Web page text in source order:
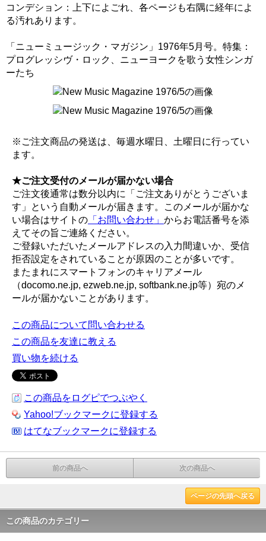
コンデション：上下によごれ、各ページも右隅に経年によ
る汚れあります。
「ニューミュージック・マガジン」1976年5月号。特集：
プログレッシヴ・ロック、ニューヨークを歌う女性シンガ
ーたち
※ご注文商品の発送は、毎週水曜日、土曜日に行ってい
ます。
★ご注文受付のメールが届かない場合
ご注文後通常は数分以内に「ご注文ありがとうございま
す」という自動メールが届きます。このメールが届かな
い場合はサイトの 「お問い合わせ」 からお電話番号を添
えてその旨ご連絡ください。
ご登録いただいたメールアドレスの入力間違いか、受信
拒否設定をされていることが原因のことが多いです。
またまれにスマートフォンのキャリアメール
（docomo.ne.jp, ezweb.ne.jp, softbank.ne.jp等）宛のメ
ールが届かないことがあります。
この商品について問い合わせる
この商品を友達に教える
買い物を続ける
この商品をログピでつぶやく
Yahoo!ブックマークに登録する
はてなブックマークに登録する
前の商品へ 次の商品へ
ページの先頭へ戻る
この商品のカテゴリー